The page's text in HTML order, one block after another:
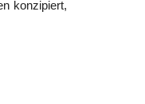
konzipiert,